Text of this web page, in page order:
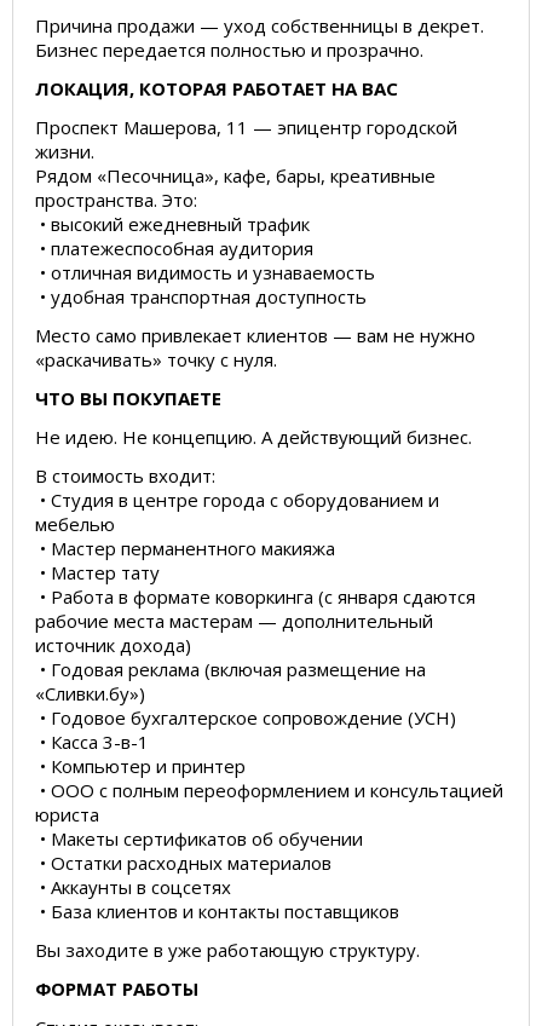
Причина продажи — уход собственницы в декрет.
Бизнес передается полностью и прозрачно.
ЛОКАЦИЯ, КОТОРАЯ РАБОТАЕТ НА ВАС
Проспект Машерова, 11 — эпицентр городской
жизни.
Рядом «Песочница», кафе, бары, креативные
пространства. Это:
• высокий ежедневный трафик
• платежеспособная аудитория
• отличная видимость и узнаваемость
• удобная транспортная доступность
Место само привлекает клиентов — вам не нужно
«раскачивать» точку с нуля.
ЧТО ВЫ ПОКУПАЕТЕ
Не идею. Не концепцию. А действующий бизнес.
В стоимость входит:
• Студия в центре города с оборудованием и
мебелью
• Мастер перманентного макияжа
• Мастер тату
• Работа в формате коворкинга (с января сдаются
рабочие места мастерам — дополнительный
источник дохода)
• Годовая реклама (включая размещение на
«Сливки.бу»)
• Годовое бухгалтерское сопровождение (УСН)
• Касса 3-в-1
• Компьютер и принтер
• ООО с полным переоформлением и консультацией
юриста
• Макеты сертификатов об обучении
• Остатки расходных материалов
• Аккаунты в соцсетях
• База клиентов и контакты поставщиков
Вы заходите в уже работающую структуру.
ФОРМАТ РАБОТЫ